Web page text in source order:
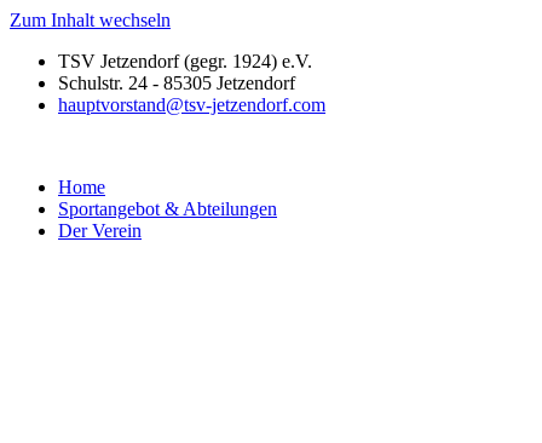
Zum Inhalt wechseln
TSV Jetzendorf (gegr. 1924) e.V.
Schulstr. 24 - 85305 Jetzendorf
hauptvorstand@tsv-jetzendorf.com
Home
Sportangebot & Abteilungen
Der Verein